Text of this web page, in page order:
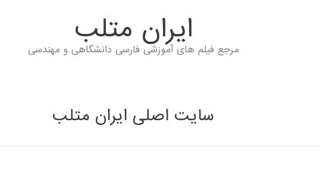
ايران متلب
مرجع فیلم های آموزشی فارسی دانشگاهی و مهندسی
سایت اصلی ایران متلب